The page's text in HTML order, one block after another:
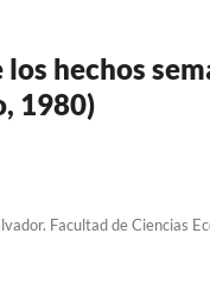
los hechos
1980)
Facultad de Ciencias